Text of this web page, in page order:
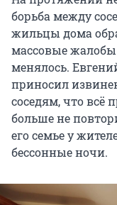
борьба между
жильцы дома
массовые жалобы
менялось.
приносил
соседям, что всё
больше не
его семье у
бессонные ночи.